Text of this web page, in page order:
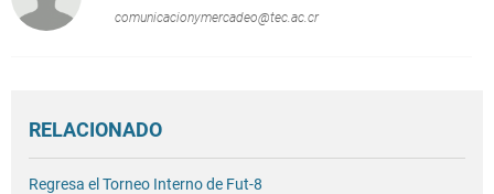
comunicacionymercadeo@tec.ac.cr
RELACIONADO
Regresa el Torneo Interno de Fut-8